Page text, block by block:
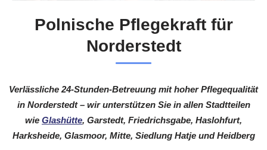
Polnische Pflegekraft für
Norderstedt
Verlässliche 24-Stunden-Betreuung mit hoher Pflegequalität
in Norderstedt – wir unterstützen Sie in allen Stadtteilen
wie Glashütte, Garstedt, Friedrichsgabe, Haslohfurt,
Harksheide, Glasmoor, Mitte, Siedlung Hatje und Heidberg